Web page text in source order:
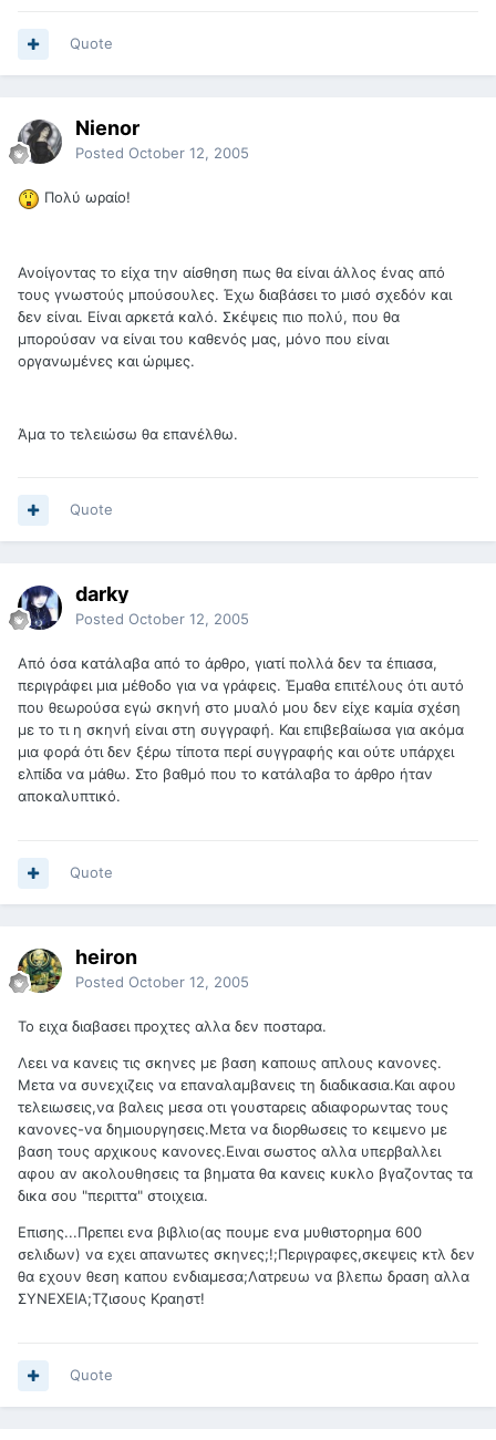
Quote
Nienor
Posted October 12, 2005
Πολύ ωραίο!
Ανοίγοντας το είχα την αίσθηση πως θα είναι άλλος ένας από
τους γνωστούς μπούσουλες. Έχω διαβάσει το μισό σχεδόν και
δεν είναι. Είναι αρκετά καλό. Σκέψεις πιο πολύ, που θα
μπορούσαν να είναι του καθενός μας, μόνο που είναι
οργανωμένες και ώριμες.
Άμα το τελειώσω θα επανέλθω.
Quote
darky
Posted October 12, 2005
Από όσα κατάλαβα από το άρθρο, γιατί πολλά δεν τα έπιασα,
περιγράφει μια μέθοδο για να γράφεις. Έμαθα επιτέλους ότι αυτό
που θεωρούσα εγώ σκηνή στο μυαλό μου δεν είχε καμία σχέση
με το τι η σκηνή είναι στη συγγραφή. Και επιβεβαίωσα για ακόμα
μια φορά ότι δεν ξέρω τίποτα περί συγγραφής και ούτε υπάρχει
ελπίδα να μάθω. Στο βαθμό που το κατάλαβα το άρθρο ήταν
αποκαλυπτικό.
Quote
heiron
Posted October 12, 2005
Το ειχα διαβασει προχτες αλλα δεν ποσταρα.
Λεει να κανεις τις σκηνες με βαση καποιυς απλους κανονες.
Μετα να συνεχιζεις να επαναλαμβανεις τη διαδικασια.Και αφου
τελειωσεις,να βαλεις μεσα οτι γουσταρεις αδιαφορωντας τους
κανονες-να δημιουργησεις.Μετα να διορθωσεις το κειμενο με
βαση τους αρχικους κανονες.Ειναι σωστος αλλα υπερβαλλει
αφου αν ακολουθησεις τα βηματα θα κανεις κυκλο βγαζοντας τα
δικα σου "περιττα" στοιχεια.
Επισης...Πρεπει ενα βιβλιο(ας πουμε ενα μυθιστορημα 600
σελιδων) να εχει απανωτες σκηνες;!;Περιγραφες,σκεψεις κτλ δεν
θα εχουν θεση καπου ενδιαμεσα;Λατρευω να βλεπω δραση αλλα
ΣΥΝΕΧΕΙΑ;Τζισους Κραηστ!
Quote